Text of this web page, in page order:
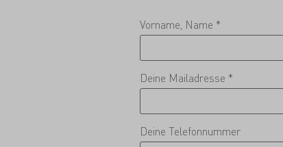
Vorname, Name *
Deine Mailadresse *
Deine Telefonnummer